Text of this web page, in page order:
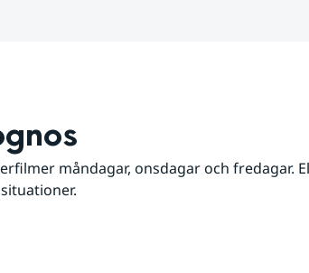
måndagar, onsdagar och fredagar.